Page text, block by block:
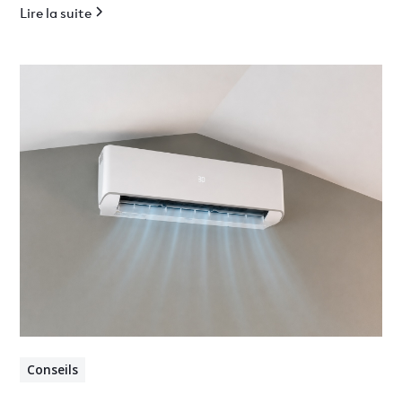
Lire la suite
Conseils